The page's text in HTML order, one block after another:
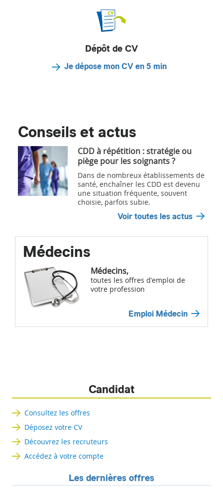
Dépôt de CV
Je dépose mon CV en 5 min
Conseils et actus
CDD à répétition : stratégie ou
piège pour les soignants ?
Dans de nombreux établissements de
santé, enchaîner les CDD est devenu
une situation fréquente, souvent
choisie, parfois subie.
Voir toutes les actus
Médecins
Médecins,
toutes les offres d'emploi de
votre profession
Emploi Médecin
Candidat
Consultez les offres
Déposez votre CV
Découvrez les recruteurs
Accédez à votre compte
Les dernières offres